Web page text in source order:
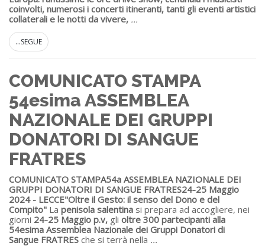
coinvolti, numerosi i concerti itineranti, tanti gli eventi artistici
collaterali e le notti da vivere, ...
...SEGUE
COMUNICATO STAMPA
54esima ASSEMBLEA
NAZIONALE DEI GRUPPI
DONATORI DI SANGUE
FRATRES
COMUNICATO STAMPA54a ASSEMBLEA NAZIONALE DEI
GRUPPI DONATORI DI SANGUE FRATRES24-25 Maggio
2024 - LECCE"Oltre il Gesto: il senso del Dono e del
Compito" La penisola salentina si prepara ad accogliere, nei
giorni 24-25 Maggio p.v, gli oltre 300 partecipanti alla
54esima Assemblea Nazionale dei Gruppi Donatori di
Sangue FRATRES che si terrà nella ...